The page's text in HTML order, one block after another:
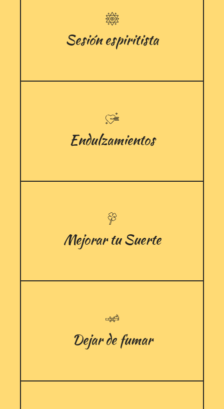
Sesión espiritista
Endulzamientos
Mejorar tu Suerte
Dejar de fumar